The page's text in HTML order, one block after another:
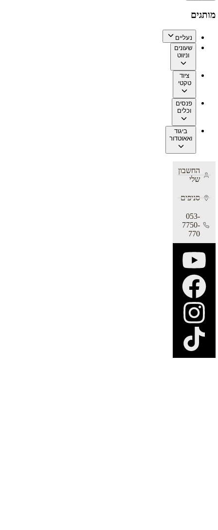
מותגים
נעליים
שעונים
וניווט
ציוד
טקטי
פנסים
וכלים
ביגוד
ואאוטדור
החשבון
שלי
סניפים
053-
7750-
770